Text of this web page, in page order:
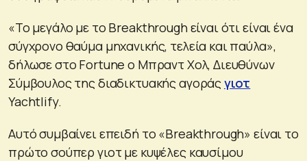
«Το μεγάλο με το Breakthrough είναι ότι είναι ένα
σύγχρονο θαύμα μηχανικής, τελεία και παύλα»,
δήλωσε στο Fortune ο Μπραντ Χολ, Διευθύνων
Σύμβουλος της διαδικτυακής αγοράςγιοτ
Yachtlify.
Αυτό συμβαίνει επειδή το «Breakthrough» είναι το
πρώτο σούπερ γιοτ με κυψέλες καυσίμου